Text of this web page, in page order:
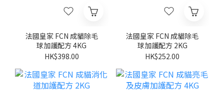
法國皇家 FCN 成貓除毛
球加護配方 4KG
HK$398.00
法國皇家 FCN 成貓除毛
球加護配方 2KG
HK$252.00